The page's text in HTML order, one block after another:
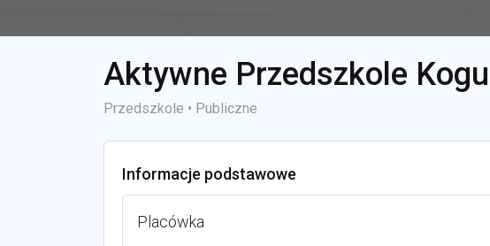
Aktywne Przedszkole
Przedszkole • Publiczne
Informacje podstawowe
Placówka